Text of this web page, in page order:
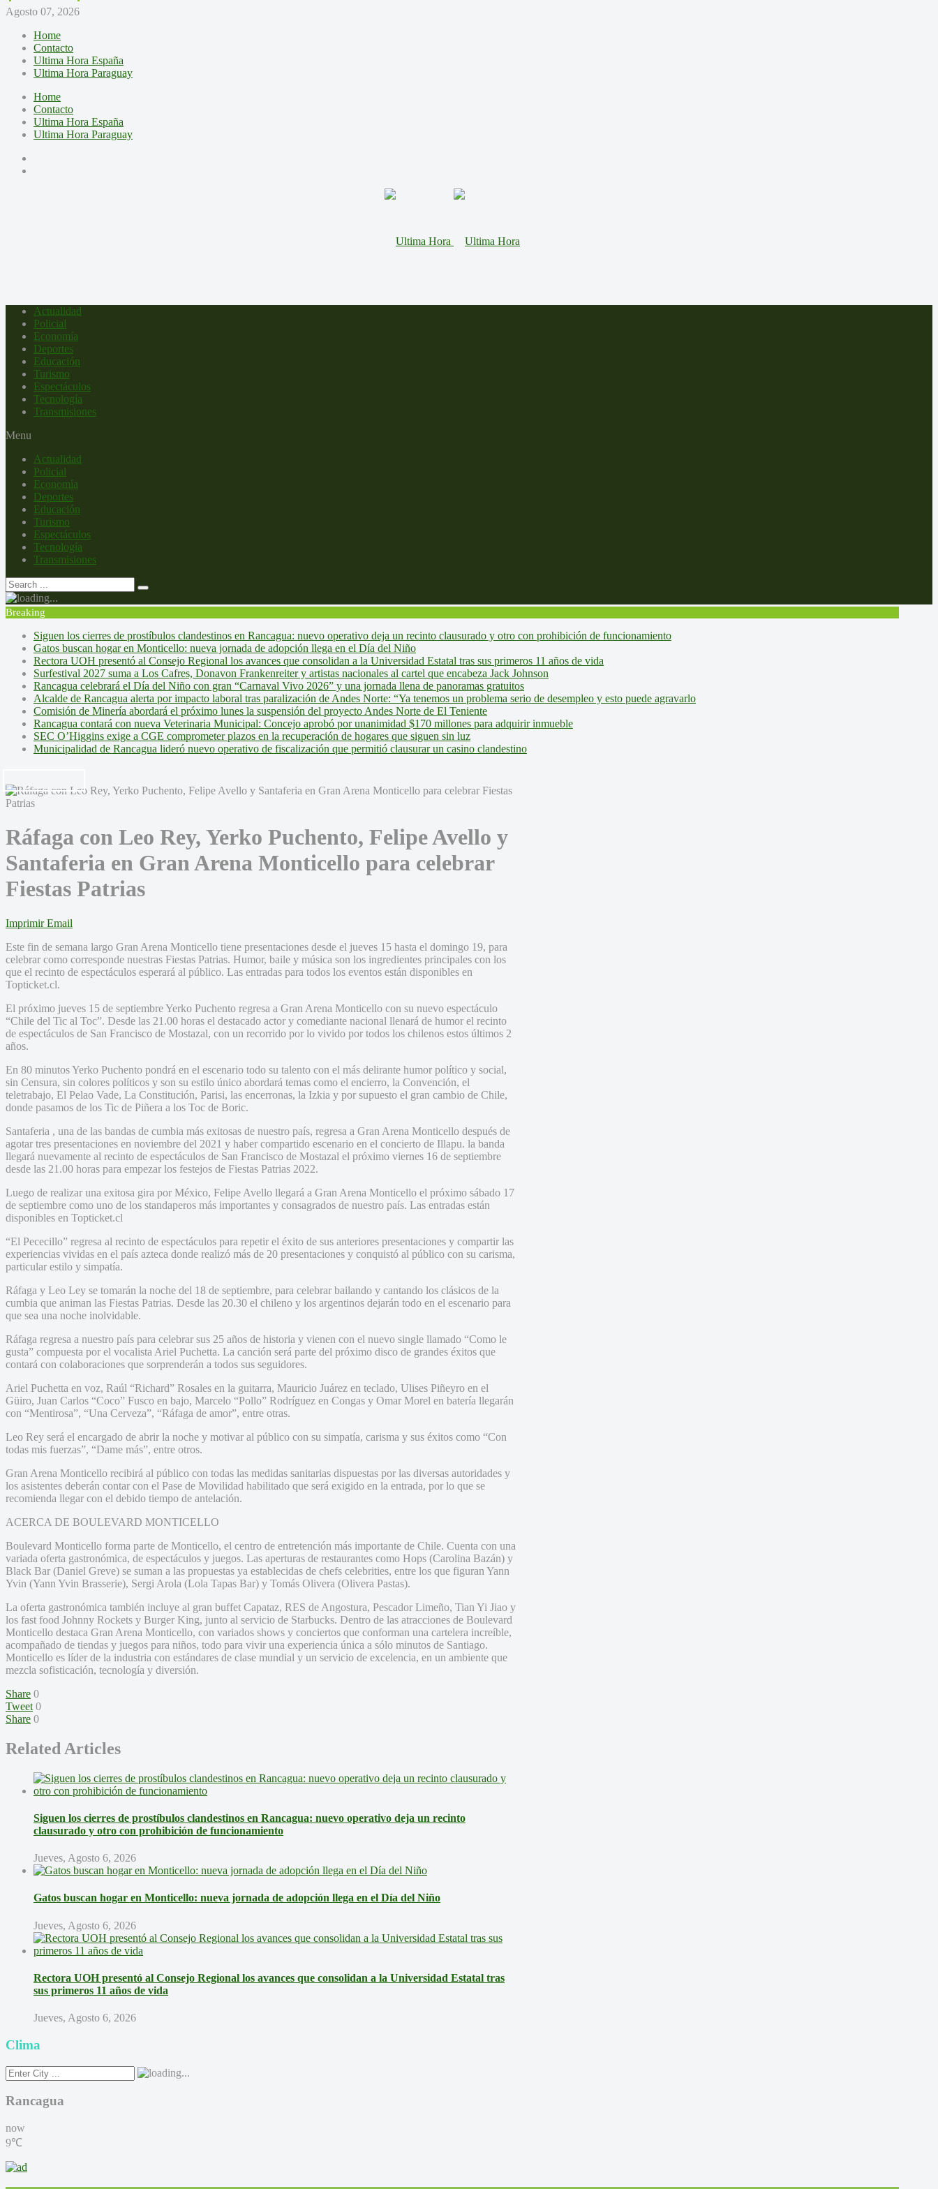
Agosto 07, 2026
Home
Contacto
Ultima Hora España
Ultima Hora Paraguay
Home
Contacto
Ultima Hora España
Ultima Hora Paraguay
Actualidad
Policial
Economía
Deportes
Educación
Turismo
Espectáculos
Tecnología
Transmisiones
Menu
Actualidad
Policial
Economía
Deportes
Educación
Turismo
Espectáculos
Tecnología
Transmisiones
Breaking
Siguen los cierres de prostíbulos clandestinos en Rancagua: nuevo operativo deja un recinto clausurado y otro con prohibición de funcionamiento
Gatos buscan hogar en Monticello: nueva jornada de adopción llega en el Día del Niño
Rectora UOH presentó al Consejo Regional los avances que consolidan a la Universidad Estatal tras sus primeros 11 años de vida
Surfestival 2027 suma a Los Cafres, Donavon Frankenreiter y artistas nacionales al cartel que encabeza Jack Johnson
Rancagua celebrará el Día del Niño con gran “Carnaval Vivo 2026” y una jornada llena de panoramas gratuitos
Alcalde de Rancagua alerta por impacto laboral tras paralización de Andes Norte: “Ya tenemos un problema serio de desempleo y esto puede agravarlo
Comisión de Minería abordará el próximo lunes la suspensión del proyecto Andes Norte de El Teniente
Rancagua contará con nueva Veterinaria Municipal: Concejo aprobó por unanimidad $170 millones para adquirir inmueble
SEC O’Higgins exige a CGE comprometer plazos en la recuperación de hogares que siguen sin luz
Municipalidad de Rancagua lideró nuevo operativo de fiscalización que permitió clausurar un casino clandestino
Ráfaga con Leo Rey, Yerko Puchento, Felipe Avello y
Santaferia en Gran Arena Monticello para celebrar
Fiestas Patrias
Imprimir Email
Este fin de semana largo Gran Arena Monticello tiene presentaciones desde el jueves 15 hasta el domingo 19, para
celebrar como corresponde nuestras Fiestas Patrias. Humor, baile y música son los ingredientes principales con los
que el recinto de espectáculos esperará al público. Las entradas para todos los eventos están disponibles en
Topticket.cl.
El próximo jueves 15 de septiembre Yerko Puchento regresa a Gran Arena Monticello con su nuevo espectáculo
“Chile del Tic al Toc”. Desde las 21.00 horas el destacado actor y comediante nacional llenará de humor el recinto
de espectáculos de San Francisco de Mostazal, con un recorrido por lo vivido por todos los chilenos estos últimos 2
años.
En 80 minutos Yerko Puchento pondrá en el escenario todo su talento con el más delirante humor político y social,
sin Censura, sin colores políticos y son su estilo único abordará temas como el encierro, la Convención, el
teletrabajo, El Pelao Vade, La Constitución, Parisi, las encerronas, la Izkia y por supuesto el gran cambio de Chile,
donde pasamos de los Tic de Piñera a los Toc de Boric.
Santaferia , una de las bandas de cumbia más exitosas de nuestro país, regresa a Gran Arena Monticello después de
agotar tres presentaciones en noviembre del 2021 y haber compartido escenario en el concierto de Illapu. la banda
llegará nuevamente al recinto de espectáculos de San Francisco de Mostazal el próximo viernes 16 de septiembre
desde las 21.00 horas para empezar los festejos de Fiestas Patrias 2022.
Luego de realizar una exitosa gira por México, Felipe Avello llegará a Gran Arena Monticello el próximo sábado 17
de septiembre como uno de los standaperos más importantes y consagrados de nuestro país. Las entradas están
disponibles en Topticket.cl
“El Pececillo” regresa al recinto de espectáculos para repetir el éxito de sus anteriores presentaciones y compartir las
experiencias vividas en el país azteca donde realizó más de 20 presentaciones y conquistó al público con su carisma,
particular estilo y simpatía.
Ráfaga y Leo Ley se tomarán la noche del 18 de septiembre, para celebrar bailando y cantando los clásicos de la
cumbia que animan las Fiestas Patrias. Desde las 20.30 el chileno y los argentinos dejarán todo en el escenario para
que sea una noche inolvidable.
Ráfaga regresa a nuestro país para celebrar sus 25 años de historia y vienen con el nuevo single llamado “Como le
gusta” compuesta por el vocalista Ariel Puchetta. La canción será parte del próximo disco de grandes éxitos que
contará con colaboraciones que sorprenderán a todos sus seguidores.
Ariel Puchetta en voz, Raúl “Richard” Rosales en la guitarra, Mauricio Juárez en teclado, Ulises Piñeyro en el
Güiro, Juan Carlos “Coco” Fusco en bajo, Marcelo “Pollo” Rodríguez en Congas y Omar Morel en batería llegarán
con “Mentirosa”, “Una Cerveza”, “Ráfaga de amor”, entre otras.
Leo Rey será el encargado de abrir la noche y motivar al público con su simpatía, carisma y sus éxitos como “Con
todas mis fuerzas”, “Dame más”, entre otros.
Gran Arena Monticello recibirá al público con todas las medidas sanitarias dispuestas por las diversas autoridades y
los asistentes deberán contar con el Pase de Movilidad habilitado que será exigido en la entrada, por lo que se
recomienda llegar con el debido tiempo de antelación.
ACERCA DE BOULEVARD MONTICELLO
Boulevard Monticello forma parte de Monticello, el centro de entretención más importante de Chile. Cuenta con una
variada oferta gastronómica, de espectáculos y juegos. Las aperturas de restaurantes como Hops (Carolina Bazán) y
Black Bar (Daniel Greve) se suman a las propuestas ya establecidas de chefs celebrities, entre los que figuran Yann
Yvin (Yann Yvin Brasserie), Sergi Arola (Lola Tapas Bar) y Tomás Olivera (Olivera Pastas).
La oferta gastronómica también incluye al gran buffet Capataz, RES de Angostura, Pescador Limeño, Tian Yi Jiao y
los fast food Johnny Rockets y Burger King, junto al servicio de Starbucks. Dentro de las atracciones de Boulevard
Monticello destaca Gran Arena Monticello, con variados shows y conciertos que conforman una cartelera increíble,
acompañado de tiendas y juegos para niños, todo para vivir una experiencia única a sólo minutos de Santiago.
Monticello es líder de la industria con estándares de clase mundial y un servicio de excelencia, en un ambiente que
mezcla sofisticación, tecnología y diversión.
Share 0
Tweet 0
Share 0
Related Articles
Siguen los cierres de prostíbulos clandestinos en Rancagua: nuevo operativo deja un recinto
clausurado y otro con prohibición de funcionamiento
Jueves, Agosto 6, 2026
Gatos buscan hogar en Monticello: nueva jornada de adopción llega en el Día del Niño
Jueves, Agosto 6, 2026
Rectora UOH presentó al Consejo Regional los avances que consolidan a la Universidad Estatal tras
sus primeros 11 años de vida
Jueves, Agosto 6, 2026
Clima
Rancagua
now
9℃